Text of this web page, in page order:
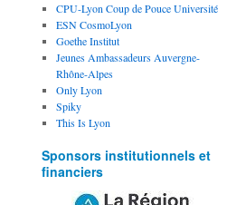
CPU-Lyon Coup de Pouce Université
ESN CosmoLyon
Goethe Institut
Jeunes Ambassadeurs Auvergne-
Rhône-Alpes
Only Lyon
Spiky
This Is Lyon
Sponsors institutionnels et
financiers